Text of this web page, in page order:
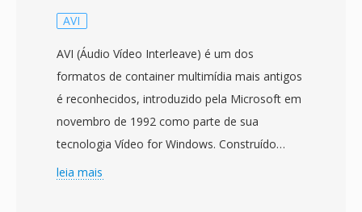
AVI
AVI (Áudio Vídeo Interleave) é um dos
formatos de container multimídia mais antigos
é reconhecidos, introduzido pela Microsoft em
novembro de 1992 como parte de sua
tecnologia Vídeo for Windows. Construído
sobre a estrutura Resource Interchange File
leia mais